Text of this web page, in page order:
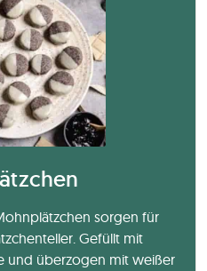
sorgen für
Gefüllt mit
und überzogen mit weißer